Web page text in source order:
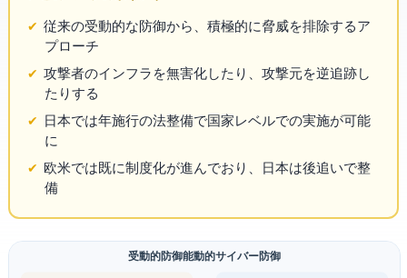
従来の受動的な防御から、積極的に脅威を排除するア
プローチ
攻撃者のインフラを無害化したり、攻撃元を逆追跡し
たりする
日本では2026年施行の法整備で国家レベルでの実施が可能
に
欧米では既に制度化が進んでおり、日本は後追いで整
備
受動的防御 vs 能動的サイバー防御